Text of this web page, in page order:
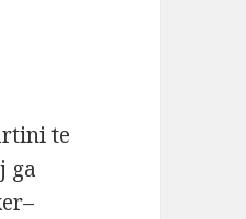
te
ga